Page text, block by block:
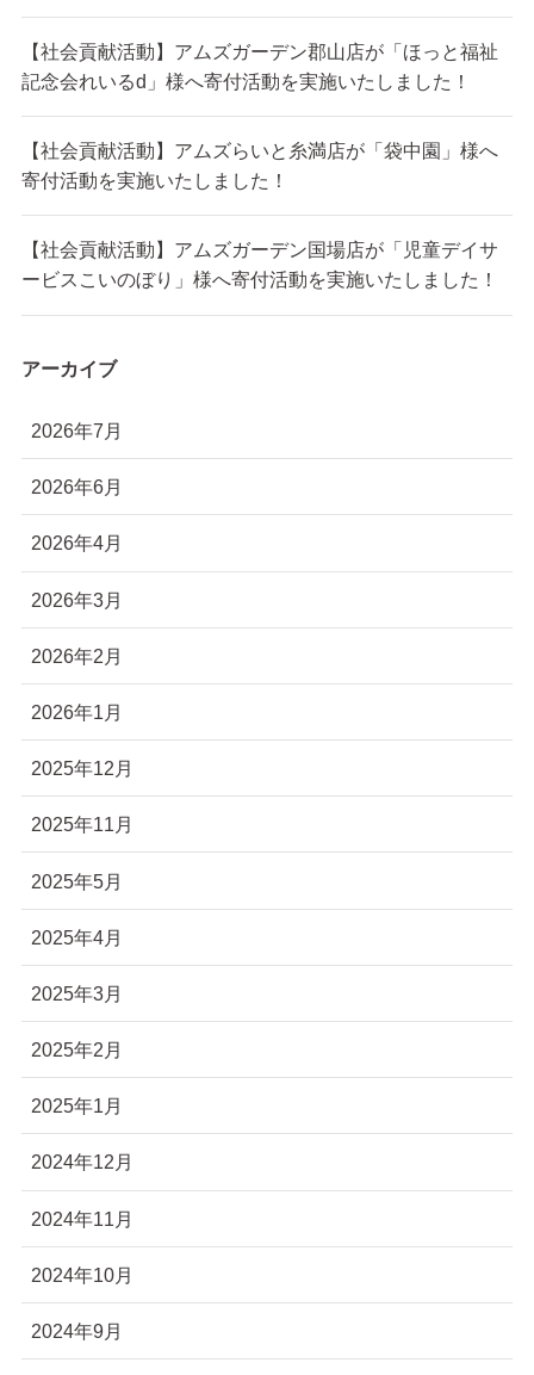
【社会貢献活動】アムズガーデン郡山店が「ほっと福祉
記念会れいるd」様へ寄付活動を実施いたしました！
【社会貢献活動】アムズらいと糸満店が「袋中園」様へ
寄付活動を実施いたしました！
【社会貢献活動】アムズガーデン国場店が「児童デイサ
ービスこいのぼり」様へ寄付活動を実施いたしました！
アーカイブ
2026年7月
2026年6月
2026年4月
2026年3月
2026年2月
2026年1月
2025年12月
2025年11月
2025年5月
2025年4月
2025年3月
2025年2月
2025年1月
2024年12月
2024年11月
2024年10月
2024年9月